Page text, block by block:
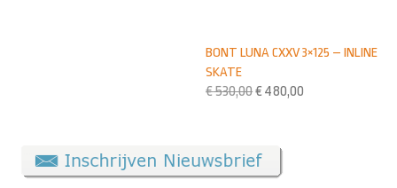
BONT LUNA CXXV 3×125 – INLINE
SKATE
€530,00€ 480,00